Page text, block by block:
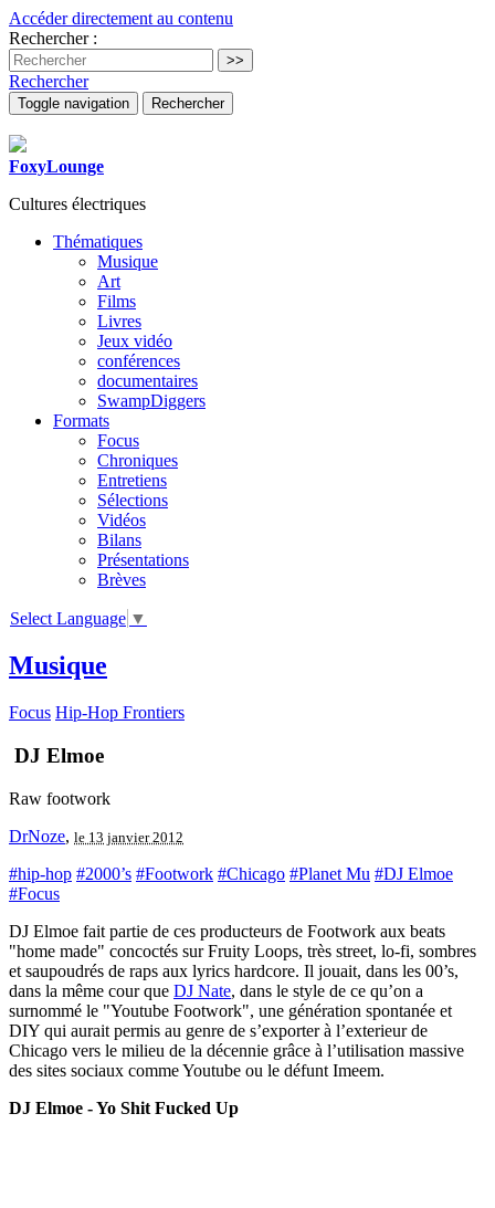
Accéder directement au contenu
Rechercher :
Rechercher
Toggle navigation Rechercher
FoxyLounge
Cultures électriques
Thématiques
Musique
Art
Films
Livres
Jeux vidéo
conférences
documentaires
SwampDiggers
Formats
Focus
Chroniques
Entretiens
Sélections
Vidéos
Bilans
Présentations
Brèves
Select Language ▼
Musique
Focus Hip-Hop Frontiers
DJ Elmoe
Raw footwork
DrNoze, le 13 janvier 2012
#hip-hop #2000’s #Footwork #Chicago #Planet Mu #DJ Elmoe
#Focus
DJ Elmoe fait partie de ces producteurs de Footwork aux beats
"home made" concoctés sur Fruity Loops, très street, lo-fi, sombres
et saupoudrés de raps aux lyrics hardcore. Il jouait, dans les 00’s,
dans la même cour que DJ Nate, dans le style de ce qu’on a
surnommé le "Youtube Footwork", une génération spontanée et
DIY qui aurait permis au genre de s’exporter à l’exterieur de
Chicago vers le milieu de la décennie grâce à l’utilisation massive
des sites sociaux comme Youtube ou le défunt Imeem.
DJ Elmoe - Yo Shit Fucked Up